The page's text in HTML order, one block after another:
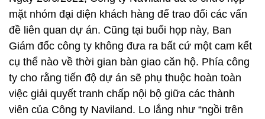
mặt nhóm đại diện khách hàng để trao đổi các vấn
đề liên quan dự án. Cũng tại buổi họp này, Ban
Giám đốc công ty không đưa ra bất cứ một cam kết
cụ thể nào về thời gian bàn giao căn hộ. Phía công
ty cho rằng tiến độ dự án sẽ phụ thuộc hoàn toàn
việc giải quyết tranh chấp nội bộ giữa các thành
viên của Công ty Naviland. Lo lắng như “ngồi trên